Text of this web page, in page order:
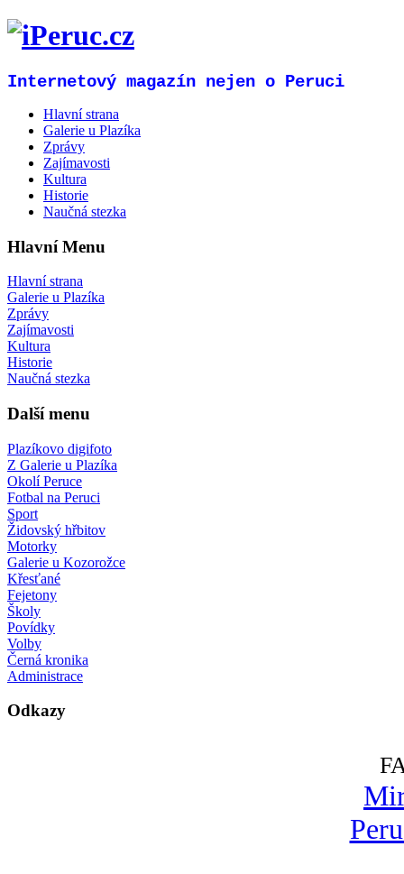
Internetový magazín nejen o Peruci
Hlavní strana
Galerie u Plazíka
Zprávy
Zajímavosti
Kultura
Historie
Naučná stezka
Hlavní Menu
Hlavní strana
Galerie u Plazíka
Zprávy
Zajímavosti
Kultura
Historie
Naučná stezka
Další menu
Plazíkovo digifoto
Z Galerie u Plazíka
Okolí Peruce
Fotbal na Peruci
Sport
Židovský hřbitov
Motorky
Galerie u Kozorožce
Křesťané
Fejetony
Školy
Povídky
Volby
Černá kronika
Administrace
Odkazy